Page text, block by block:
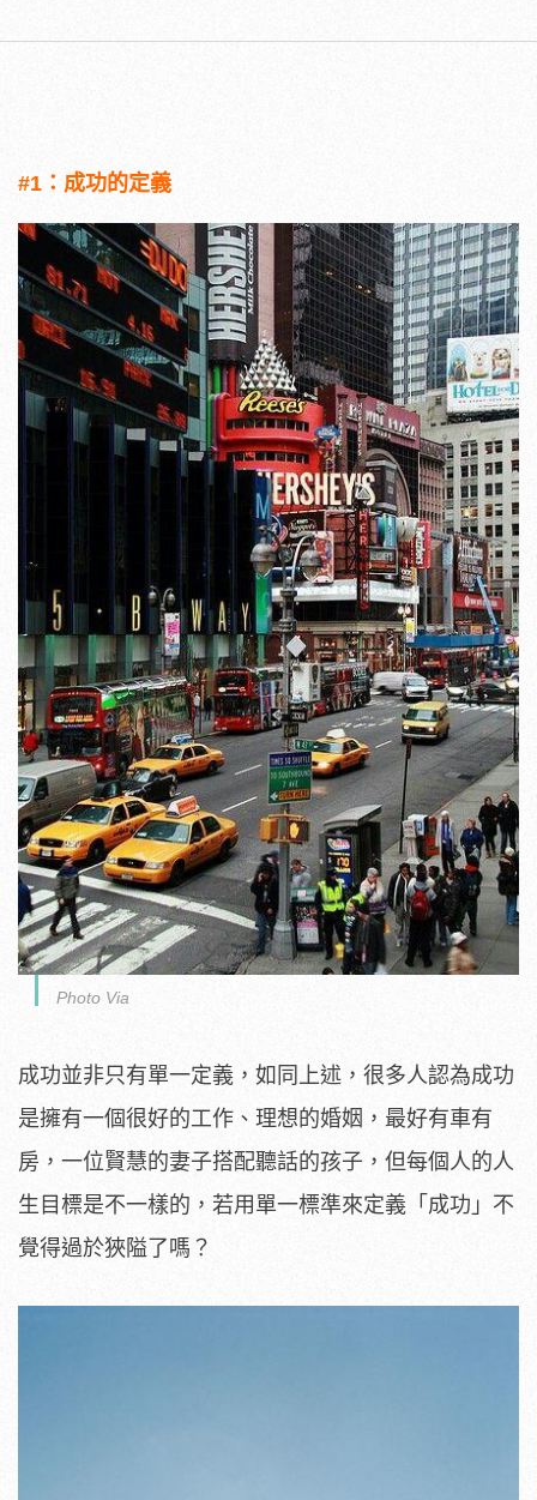
#1：成功的定義
Photo Via
成功並非只有單一定義，如同上述，很多人認為成功
是擁有一個很好的工作、理想的婚姻，最好有車有
房，一位賢慧的妻子搭配聽話的孩子，但每個人的人
生目標是不一樣的，若用單一標準來定義「成功」不
覺得過於狹隘了嗎？